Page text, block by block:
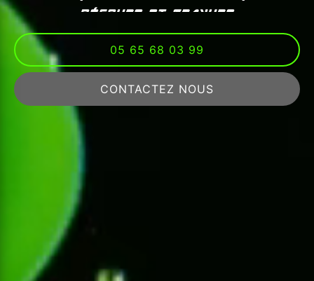
05 65 68 03 99
CONTACTEZ NOUS